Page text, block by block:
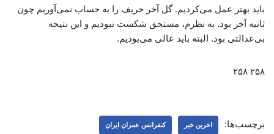
باید بهتر عمل می‌کردیم. گل آخر حریف را به حساب نمی‌آوریم چون
ثانیه آخر بود. به نظرم، مستحق شکست نبودیم و این نتیجه
بی‌عدالتی بود. البته باید عالی می‌بودیم.
۲۵۸ ۲۵۸
برچسب‌ها: اخرین خبر کنفرانس عمران ایران